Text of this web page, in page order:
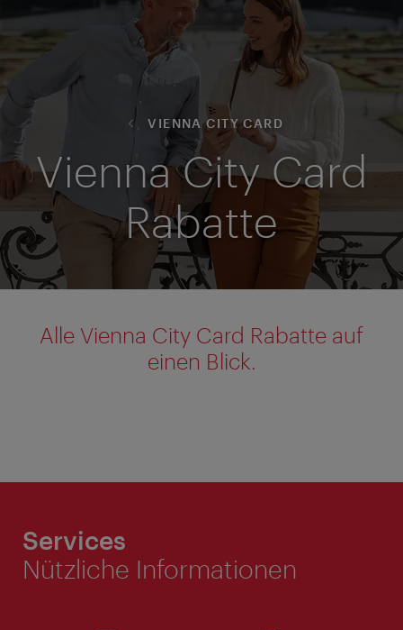
VIENNA CITY CARD
Vienna City Card
Rabatte
Alle Vienna City Card Rabatte auf
einen Blick.
Services
Nützliche Informationen